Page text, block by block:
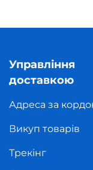
Управління
доставкою
Адреса за
Викуп товарів
Трекінг